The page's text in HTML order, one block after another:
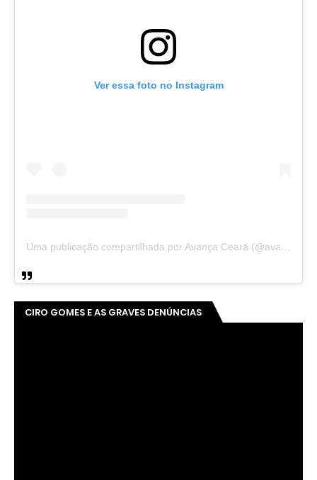
Ver essa foto no Instagram
Uma publicação compartilhada por Avança Ceará (@avancaceara)
CIRO GOMES E AS GRAVES DENÚNCIAS